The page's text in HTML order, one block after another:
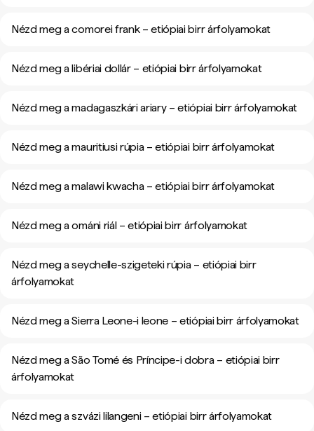
Nézd meg a comorei frank – etiópiai birr árfolyamokat
Nézd meg a libériai dollár – etiópiai birr árfolyamokat
Nézd meg a madagaszkári ariary – etiópiai birr árfolyamokat
Nézd meg a mauritiusi rúpia – etiópiai birr árfolyamokat
Nézd meg a malawi kwacha – etiópiai birr árfolyamokat
Nézd meg a ománi riál – etiópiai birr árfolyamokat
Nézd meg a seychelle-szigeteki rúpia – etiópiai birr
árfolyamokat
Nézd meg a Sierra Leone-i leone – etiópiai birr árfolyamokat
Nézd meg a São Tomé és Príncipe-i dobra – etiópiai birr
árfolyamokat
Nézd meg a szvázi lilangeni – etiópiai birr árfolyamokat